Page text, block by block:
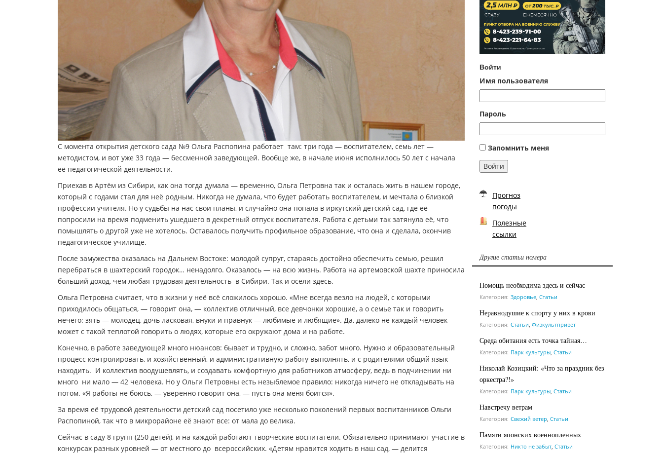
С момента открытия детского сада №9 Ольга Распопина работает там: три года — воспитателем, семь лет —
методистом, и вот уже 33 года — бессменной заведующей. Вообще же, в начале июня исполнилось 50 лет с начала
её педагогической деятельности.
Приехав в Артём из Сибири, как она тогда думала — временно, Ольга Петровна так и осталась жить в нашем городе,
который с годами стал для неё родным. Никогда не думала, что будет работать воспитателем, и мечтала о близкой
профессии учителя. Но у судьбы на нас свои планы, и случайно она попала в иркутский детский сад, где её
попросили на время подменить ушедшего в декретный отпуск воспитателя. Работа с детьми так затянула её, что
помышлять о другой уже не хотелось. Оставалось получить профильное образование, что она и сделала, окончив
педагогическое училище.
После замужества оказалась на Дальнем Востоке: молодой супруг, стараясь достойно обеспечить семью, решил
перебраться в шахтерский городок… ненадолго. Оказалось — на всю жизнь. Работа на артемовской шахте приносила
больший доход, чем любая трудовая деятельность в Сибири. Так и осели здесь.
Ольга Петровна считает, что в жизни у неё всё сложилось хорошо. «Мне всегда везло на людей, с которыми
приходилось общаться, — говорит она, — коллектив отличный, все девчонки хорошие, а о семье так и говорить
нечего: зять — молодец, дочь ласковая, внуки и правнук — любимые и любящие». Да, далеко не каждый человек
может с такой теплотой говорить о людях, которые его окружают дома и на работе.
Конечно, в работе заведующей много нюансов: бывает и трудно, и сложно, забот много. Нужно и образовательный
процесс контролировать, и хозяйственный, и административную работу выполнять, и с родителями общий язык
находить. И коллектив воодушевлять, и создавать комфортную для работников атмосферу, ведь в подчинении ни
много ни мало — 42 человека. Но у Ольги Петровны есть незыблемое правило: никогда ничего не откладывать на
потом. «Я работы не боюсь, — уверенно говорит она, — пусть она меня боится».
За время её трудовой деятельности детский сад посетило уже несколько поколений первых воспитанников Ольги
Распопиной, так что в микрорайоне её знают все: от мала до велика.
Сейчас в саду 8 групп (250 детей), и на каждой работают творческие воспитатели. Обязательно принимают участие в
конкурсах разных уровней — от местного до всероссийских. «Детям нравится ходить в наш сад, — делится
Войти
Имя пользователя
Пароль
Запомнить меня
Войти
Прогноз
погоды
Полезные
ссылки
Другие статьи номера
Помощь необходима здесь и сейчас
Категория: Здоровье Статьи
Неравнодушие к спорту у них в крови
Категория: Статьи Физкультпривет
Среда обитания есть точка тайная…
Категория: Парк культуры Статьи
Николай Козицкий: «Что за праздник без
оркестра?!»
Категория: Парк культуры Статьи
Навстречу ветрам
Категория: Свежий ветер Статьи
Памяти японских военнопленных
Категория: Никто не забыт Статьи